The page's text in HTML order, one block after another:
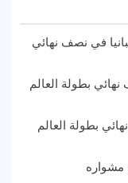
في نصف نهائي
بطولة العالم
بطولة العالم
مشواره